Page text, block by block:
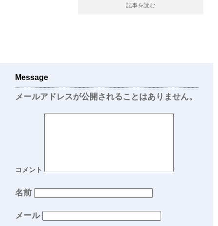
記事を読む
Message
メールアドレスが公開されることはありません。
コメント
名前
メール